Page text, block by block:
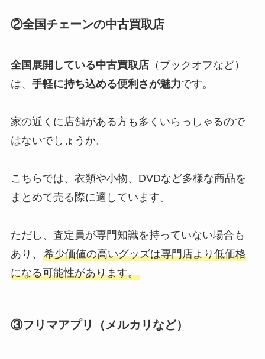
②全国チェーンの中古買取店
全国展開している中古買取店（ブックオフなど）
は、 手軽に持ち込める便利さが魅力です。
家の近くに店舗がある方も多くいらっしゃるので
はないでしょうか。
こちらでは、衣類や小物、DVDなど多様な商品を
まとめて売る際に適しています。
ただし、査定員が専門知識を持っていない場合も
あり、 希少価値の高いグッズは専門店より低価格
になる可能性があります。
③フリマアプリ（メルカリなど）